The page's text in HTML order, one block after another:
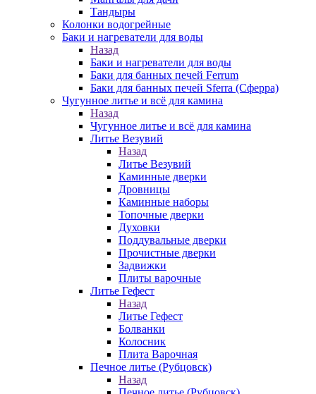
Тандыры
Колонки водогрейные
Баки и нагреватели для воды
Назад
Баки и нагреватели для воды
Баки для банных печей Ferrum
Баки для банных печей Sferra (Сферра)
Чугунное литье и всё для камина
Назад
Чугунное литье и всё для камина
Литье Везувий
Назад
Литье Везувий
Каминные дверки
Дровницы
Каминные наборы
Топочные дверки
Духовки
Поддувальные дверки
Прочистные дверки
Задвижки
Плиты варочные
Литье Гефест
Назад
Литье Гефест
Болванки
Колосник
Плита Варочная
Печное литье (Рубцовск)
Назад